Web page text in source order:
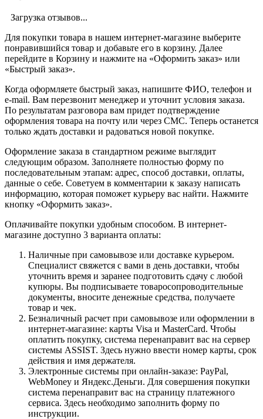
Загрузка отзывов...
Для покупки товара в нашем интернет-магазине выберите
понравившийся товар и добавьте его в корзину. Далее
перейдите в Корзину и нажмите на «Оформить заказ» или
«Быстрый заказ».
Когда оформляете быстрый заказ, напишите ФИО, телефон и
e-mail. Вам перезвонит менеджер и уточнит условия заказа.
По результатам разговора вам придет подтверждение
оформления товара на почту или через СМС. Теперь останется
только ждать доставки и радоваться новой покупке.
Оформление заказа в стандартном режиме выглядит
следующим образом. Заполняете полностью форму по
последовательным этапам: адрес, способ доставки, оплаты,
данные о себе. Советуем в комментарии к заказу написать
информацию, которая поможет курьеру вас найти. Нажмите
кнопку «Оформить заказ».
Оплачивайте покупки удобным способом. В интернет-
магазине доступно 3 варианта оплаты:
Наличные при самовывозе или доставке курьером.
Специалист свяжется с вами в день доставки, чтобы
уточнить время и заранее подготовить сдачу с любой
купюры. Вы подписываете товаросопроводительные
документы, вносите денежные средства, получаете
товар и чек.
Безналичный расчет при самовывозе или оформлении в
интернет-магазине: карты Visa и MasterCard. Чтобы
оплатить покупку, система перенаправит вас на сервер
системы ASSIST. Здесь нужно ввести номер карты, срок
действия и имя держателя.
Электронные системы при онлайн-заказе: PayPal,
WebMoney и Яндекс.Деньги. Для совершения покупки
система перенаправит вас на страницу платежного
сервиса. Здесь необходимо заполнить форму по
инструкции.